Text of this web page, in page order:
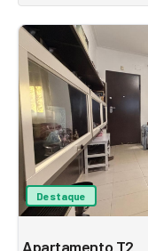
Destaque
Apartamento T2